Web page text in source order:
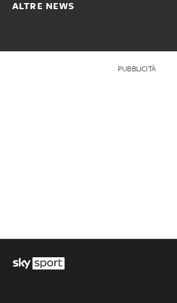
ALTRE NEWS
PUBBLICITÀ